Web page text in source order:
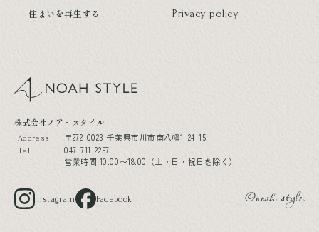
住まいを再生する
Privacy policy
noah style
株式会社ノア・スタイル
Address 〒272-0023 千葉県市川市南八幡1-24-15
Tel
047-711-2257
営業時間 10:00〜18:00（土・日・祝日を除く）
Instagram Facebook